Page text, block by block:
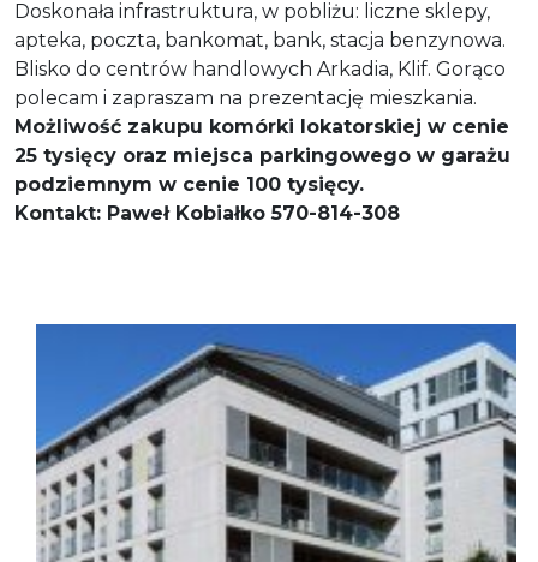
Doskonała infrastruktura, w pobliżu: liczne sklepy,
apteka, poczta, bankomat, bank, stacja benzynowa.
Blisko do centrów handlowych Arkadia, Klif. Gorąco
polecam i zapraszam na prezentację mieszkania.
Możliwość zakupu komórki lokatorskiej w cenie
25 tysięcy oraz miejsca parkingowego w garażu
podziemnym w cenie 100 tysięcy.
Kontakt: Paweł Kobiałko 570-814-308